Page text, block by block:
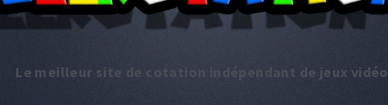
Le meilleur site de cotation indépendant de jeux vidéo